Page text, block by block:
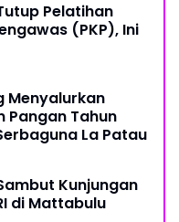
Pelatihan
(PKP), Ini
Menyalurkan
Pangan Tahun
La Patau
Kunjungan
di Mattabulu